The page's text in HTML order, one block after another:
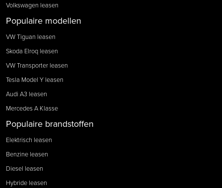
Volkswagen leasen
Populaire modellen
VW Tiguan leasen
Skoda Elroq leasen
VW Transporter leasen
Tesla Model Y leasen
Audi A3 leasen
Mercedes A Klasse
Populaire brandstoffen
Elektrisch leasen
Benzine leasen
Diesel leasen
Hybride leasen